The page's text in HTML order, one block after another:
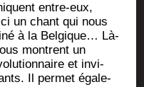
entre-eux,
un chant qui nous
à la Bel­gique… Là-
montrent un
et invi­
Il per­met éga­le­